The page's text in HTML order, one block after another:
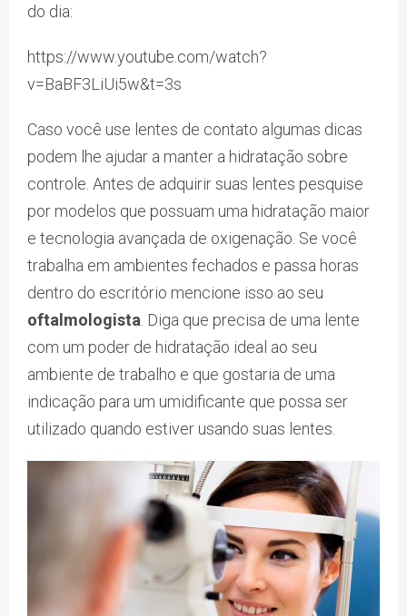
do dia:
https://www.youtube.com/watch?
v=BaBF3LiUi5w&t=3s
Caso você use lentes de contato algumas dicas
podem lhe ajudar a manter a hidratação sobre
controle. Antes de adquirir suas lentes pesquise
por modelos que possuam uma hidratação maior
e tecnologia avançada de oxigenação. Se você
trabalha em ambientes fechados e passa horas
dentro do escritório mencione isso ao seu
oftalmologista . Diga que precisa de uma lente
com um poder de hidratação ideal ao seu
ambiente de trabalho e que gostaria de uma
indicação para um umidificante que possa ser
utilizado quando estiver usando suas lentes.